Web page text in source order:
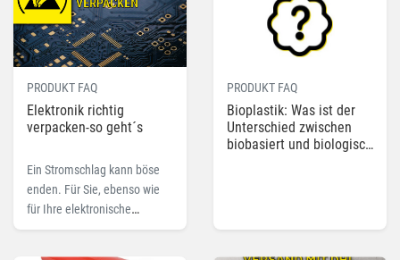
zusammengefasst.
sicher ankommen.
PRODUKT FAQ
Elektronik richtig
verpacken-so geht´s
Ein Stromschlag kann böse
enden. Für Sie, ebenso wie
für Ihre elektronische
Versandware. Mit der
PRODUKT FAQ
Bioplastik: Was ist der
Unterschied zwischen
biobasiert und biologisch